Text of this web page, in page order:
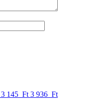
3 145 Ft 3 936 Ft